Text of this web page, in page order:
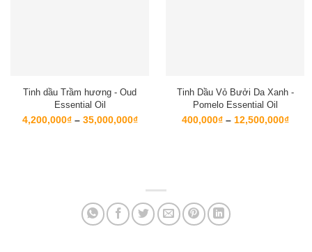
Tinh dầu Trầm hương - Oud
Essential Oil
4,200,000₫ – 35,000,000₫Khoảng
Tinh Dầu Vỏ Bưởi Da Xanh -
Pomelo Essential Oil
400,000₫ – 12,500,000₫